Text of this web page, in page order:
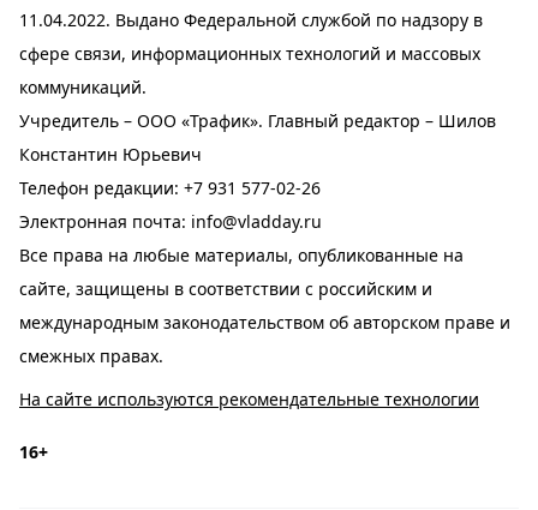
11.04.2022. Выдано Федеральной службой по надзору в
сфере связи, информационных технологий и массовых
коммуникаций.
Учредитель – ООО «Трафик». Главный редактор – Шилов
Константин Юрьевич
Телефон редакции: +7 931 577-02-26
Электронная почта: info@vladday.ru
Все права на любые материалы, опубликованные на
сайте, защищены в соответствии с российским и
международным законодательством об авторском праве и
смежных правах.
На сайте используются рекомендательные технологии
16+